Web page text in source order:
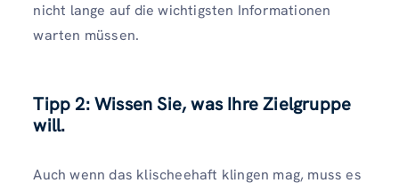
nicht lange auf die wichtigsten Informationen
warten müssen.
Tipp 2: Wissen Sie, was Ihre Zielgruppe
will.
Auch wenn das klischeehaft klingen mag, muss es